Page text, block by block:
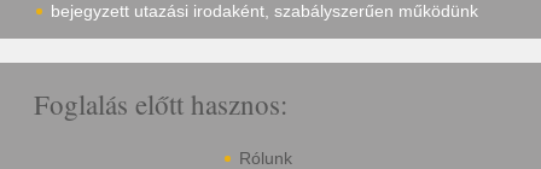
bejegyzett utazási irodaként, szabályszerűen működünk
Foglalás előtt hasznos:
Rólunk